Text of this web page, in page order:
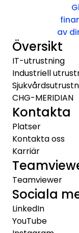
av
Översikt
IT-utrustning
Industriell
CHG-MERIDIAN
Kontakta
Platser
Kontakta oss
Karriär
Teamviewer
Sociala
LinkedIn
YouTube